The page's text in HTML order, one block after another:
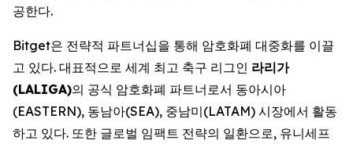
공한다.
Bitget은 전략적 파트너십을 통해 암호화폐 대중화를 이끌
고 있다. 대표적으로 세계 최고 축구 리그인 라리가
(LALIGA)의 공식 암호화폐 파트너로서 동아시아
(EASTERN), 동남아(SEA), 중남미(LATAM) 시장에서 활동
하고 있다. 또한 글로벌 임팩트 전략의 일환으로, 유니세프